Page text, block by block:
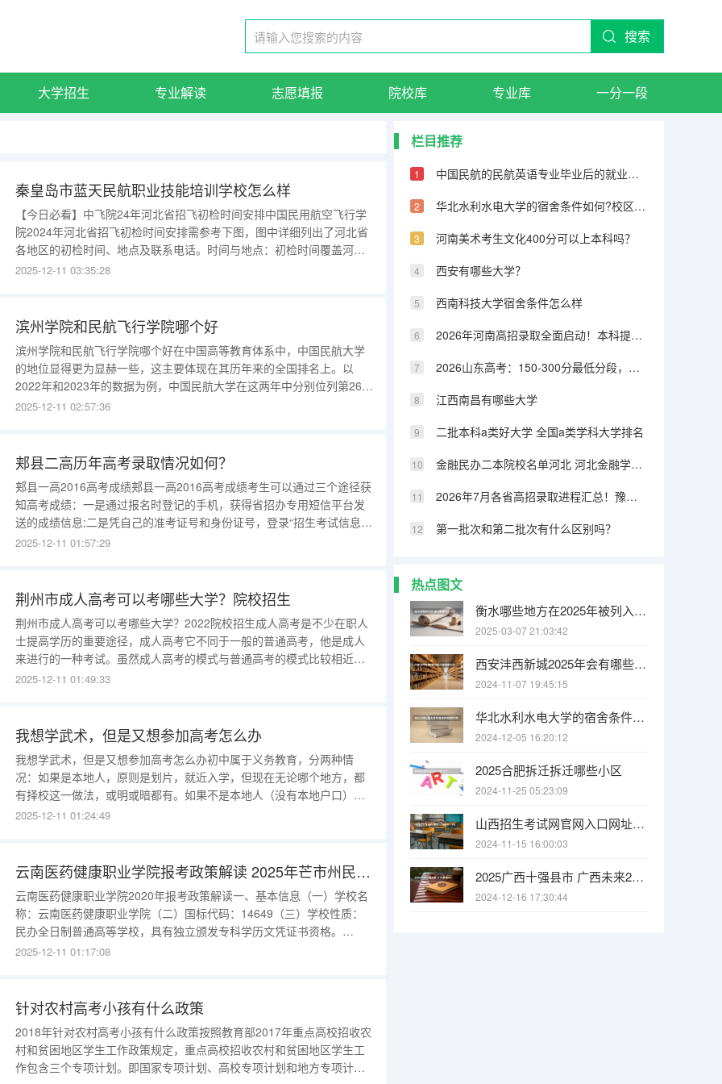
搜索
大学招生 专业解读 志愿填报 院校库 专业库 一分一段
秦皇岛市蓝天民航职业技能培训学校怎么样
【今日必看】中飞院24年河北省招飞初检时间安排中国民用航空飞行学
院2024年河北省招飞初检时间安排需参考下图，图中详细列出了河北省
各地区的初检时间、地点及联系电话。时间与地点：初检时间覆盖河北
省多个城市，包括石家庄、唐山、秦皇岛、邯郸、邢台、保定、张家
2025-12-11 03:35:28
滨州学院和民航飞行学院哪个好
滨州学院和民航飞行学院哪个好在中国高等教育体系中，中国民航大学
的地位显得更为显赫一些，这主要体现在其历年来的全国排名上。以
2022年和2023年的数据为例，中国民航大学在这两年中分别位列第265
名和第268名。尽管排名略有波动，但总体上保持了稳定的状态。相比之
2025-12-11 02:57:36
郏县二高历年高考录取情况如何？
郏县一高2016高考成绩郏县一高2016高考成绩考生可以通过三个途径获
知高考成绩：一是通过报名时登记的手机，获得省招办专用短信平台发
送的成绩信息;二是凭自己的准考证号和身份证号，登录“招生考试信息
网”查询;三是到报名的县(区)招办查询。郏县二高历年高考录取情况如
2025-12-11 01:57:29
荆州市成人高考可以考哪些大学？院校招生
荆州市成人高考可以考哪些大学？2022院校招生成人高考是不少在职人
士提高学历的重要途径，成人高考它不同于一般的普通高考，他是成人
来进行的一种考试。虽然成人高考的模式与普通高考的模式比较相近，
但是他的考试难度、考试内容相对来说比普通高考要简单，所以一般情
行的一种考
2025-12-11 01:49:33
我想学武术，但是又想参加高考怎么办
我想学武术，但是又想参加高考怎么办初中属于义务教育，分两种情
况：如果是本地人，原则是划片，就近入学，但现在无论哪个地方，都
有择校这一做法，或明或暗都有。如果不是本地人（没有本地户口）就
需要出示孩子父母的本地长期工作证明，在本校区长期居住证明，身份
球
2025-12-11 01:24:49
云南医药健康职业学院报考政策解读 2025年芒市州民中高考的升学率
云南医药健康职业学院2020年报考政策解读一、基本信息（一）学校名
称：云南医药健康职业学院（二）国标代码：14649（三）学校性质：
民办全日制普通高等学校，具有独立颁发专科学历文凭证书资格。
（四）办学地址:昆明市五华区海屯路296号（昆明校区）、昆明市安宁
2025-12-11 01:17:08
针对农村高考小孩有什么政策
2018年针对农村高考小孩有什么政策按照教育部2017年重点高校招收农
村和贫困地区学生工作政策规定，重点高校招收农村和贫困地区学生工
作包含三个专项计划。即国家专项计划、高校专项计划和地方专项计
栏目推荐
中国民航的民航英语专业毕业后的就业方向有哪些
华北水利水电大学的宿舍条件如何?校区内有哪些生活设施?
河南美术考生文化400分可以上本科吗？
西安有哪些大学？
西南科技大学宿舍条件怎么样
2026年河南高招录取全面启动！本科提前批7月11日投档，7月13日首次征集志愿
2026山东高考：150-300分最低分段，如何确保有学上
江西南昌有哪些大学
二批本科a类好大学 全国a类学科大学排名
金融民办二本院校名单河北 河北金融学院是一本还是二本大学
2026年7月各省高招录取进程汇总！豫苏浙鲁录取时间表一览
第一批次和第二批次有什么区别吗？
热点图文
衡水哪些地方在2025年被列入拆迁规划之中
2025-03-07 21:03:42
西安沣西新城2025年会有哪些村子要拆迁
2024-11-07 19:45:15
华北水利水电大学的宿舍条件如何?校区内有哪些生活设施?
2024-12-05 16:20:12
2025合肥拆迁拆迁哪些小区
2024-11-25 05:23:09
山西招生考试网官网入口网址：http://www.sxkszx.cn/ 全国2024年各地区成人高考报名时间及入口
2024-11-15 16:00:03
2025广西十强县市 广西未来2025重点发展的城市
2024-12-16 17:30:44